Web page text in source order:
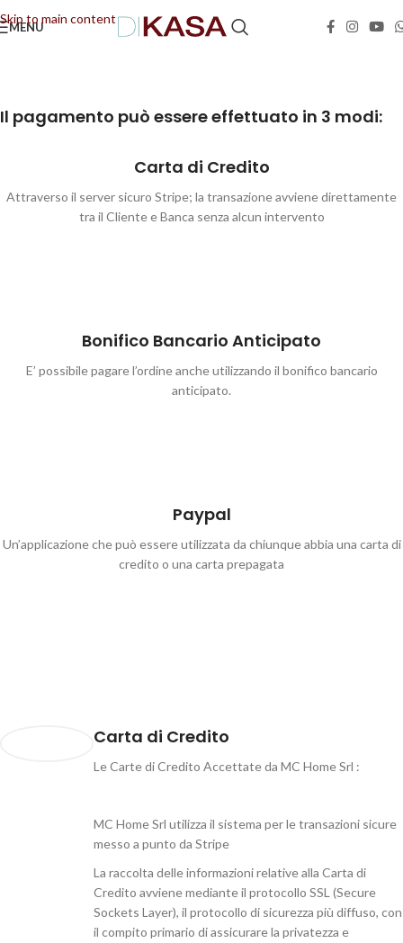
Skip to main content
📢 Dal 08/08/2026 al 23/08/2026 (compresi) gli ordini saranno evasi con tempi di
MENU
Il pagamento può essere effettuato in 3 modi:
Carta di Credito
Attraverso il server sicuro Stripe; la transazione avviene direttamente
tra il Cliente e Banca senza alcun intervento
Bonifico Bancario Anticipato
E’ possibile pagare l’ordine anche utilizzando il bonifico bancario
anticipato.
Paypal
Un’applicazione che può essere utilizzata da chiunque abbia una carta di
credito o una carta prepagata
Carta di Credito
Le Carte di Credito Accettate da MC Home Srl :
MC Home Srl utilizza il sistema per le transazioni sicure
messo a punto da Stripe
La raccolta delle informazioni relative alla Carta di
Credito avviene mediante il protocollo SSL (Secure
Sockets Layer), il protocollo di sicurezza più diffuso, con
il compito primario di assicurare la privatezza e